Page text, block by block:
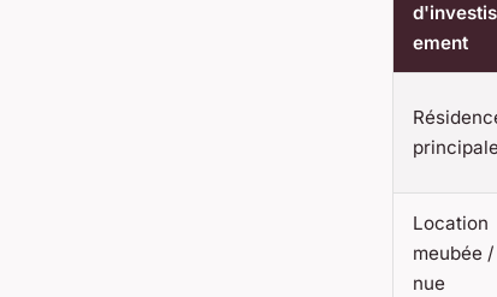
ement
principale
Location
meubée /
nue